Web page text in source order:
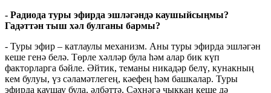
- Радиода туры эфирда эшләгәндә каушыйсыңмы?
Гадәттән тыш хәл булганы бармы?
- Туры эфир – катлаулы механизм. Аны туры эфирда эшләгән
кеше генә белә. Төрле хәлләр була һәм алар бик күп
факторларга бәйле. Әйтик, теманы никадәр белү, кунакның
кем булуы, үз сәламәтлегең, кәефең һәм башкалар. Туры
эфирда каушау була, әлбәттә. Сәхнәгә чыккан кеше дә